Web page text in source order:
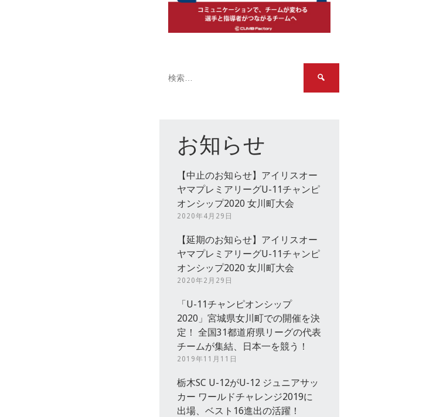
お知らせ
【中止のお知らせ】アイリスオー
ヤマプレミアリーグU-11チャンピ
オンシップ2020 女川町大会
2020年4月29日
【延期のお知らせ】アイリスオー
ヤマプレミアリーグU-11チャンピ
オンシップ2020 女川町大会
2020年2月29日
「U-11チャンピオンシップ
2020」宮城県女川町での開催を決
定！ 全国31都道府県リーグの代表
チームが集結、日本一を競う！
2019年11月11日
栃木SC U-12がU-12 ジュニアサッ
カー ワールドチャレンジ2019に
出場、ベスト16進出の活躍！